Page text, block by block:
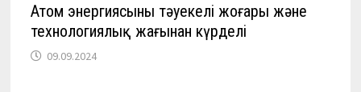
Атом энергиясының тәуекелі жоғары және
технологиялық жағынан күрделі
09.09.2024